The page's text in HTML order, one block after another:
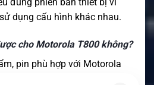
dụng cấu hình khác nhau.
cho Motorola T800 không?
pin phù hợp với Motorola
tra điện áp và hình dáng